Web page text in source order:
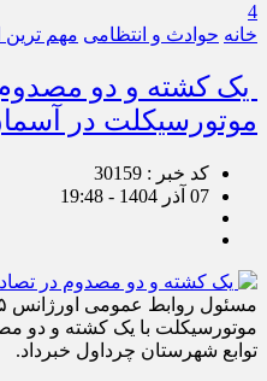
4
خانه حوادث و انتظامی مهم ترین
یک کشته و دو
موتورسیکلت در
کد خبر : 30159
07 آذر 1404 - 19:48
موتورسیکلت با یک کشته و دو
توابع شهرستان چرداول خبرداد.